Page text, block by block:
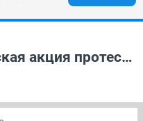
20 марта – Всероссийская акция протеста